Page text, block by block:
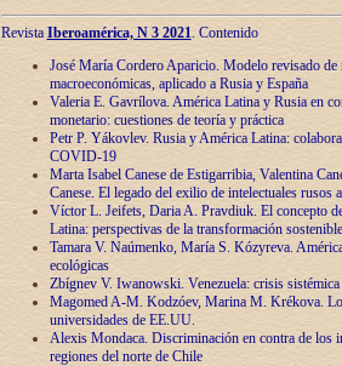
Revista Iberoamérica, N 3 2021. Contenido
José María Cordero Aparicio. Modelo revisado de
macroeconómicas, aplicado a Rusia y España
Valeria E. Gavrílova. América Latina y Rusia en
monetario: cuestiones de teoría y práctica
Petr P. Yákovlev. Rusia y América Latina:
COVID-19
Marta Isabel Canese de Estigarribia, Valentina
Canese. El legado del exilio de intelectuales rusos
Víctor L. Jeifets, Daria A. Pravdiuk. El concepto
Latina: perspectivas de la transformación
Tamara V. Naúmenko, María S. Kózyreva.
ecológicas
Zbígnev V. Iwanowski. Venezuela: crisis
Magomed A-M. Kodzóev, Marina M. Krékova.
universidades de EE.UU.
Alexis Mondaca. Discriminación en contra de los
regiones del norte de Chile